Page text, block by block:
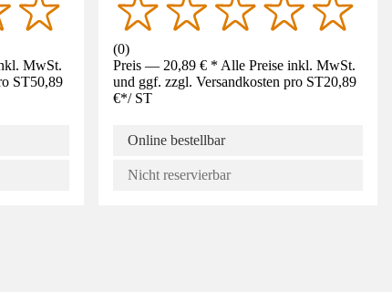
MwSt.
ST50,89
(0)
Preis — 20,89 € * Alle Preise inkl. MwSt.
und ggf. zzgl. Versandkosten pro ST20,89
€*/ ST
Online bestellbar
Nicht reservierbar